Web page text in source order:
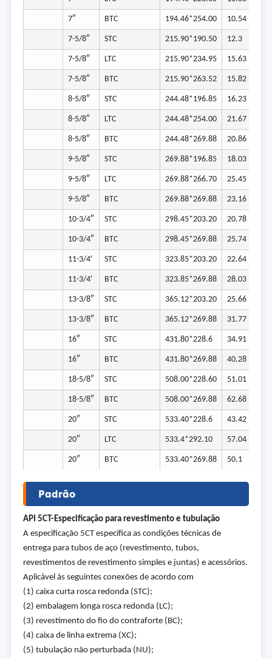
7″ BTC 194.46*254.00 10.54
7-5/8″ STC 215.90*190.50 12.3
7-5/8″ LTC 215.90*234.95 15.63
7-5/8″ BTC 215.90*263.52 15.82
8-5/8″ STC 244.48*196.85 16.23
8-5/8″ LTC 244.48*254.00 21.67
8-5/8″ BTC 244.48*269.88 20.86
9-5/8″ STC 269.88*196.85 18.03
9-5/8″ LTC 269.88*266.70 25.45
9-5/8″ BTC 269.88*269.88 23.16
10-3/4″ STC 298.45*203.20 20.78
10-3/4″ BTC 298.45*269.88 25.74
11-3/4′ STC 323.85*203.20 22.64
11-3/4′ BTC 323.85*269.88 28.03
13-3/8″ STC 365.12*203.20 25.66
13-3/8″ BTC 365.12*269.88 31.77
16″ STC 431.80*228.6 34.91
16″ BTC 431.80*269.88 40.28
18-5/8″ STC 508.00*228.60 51.01
18-5/8″ BTC 508.00*269.88 62.68
20″ STC 533.40*228.6 43.42
20″ LTC 533.4*292.10 57.04
20″ BTC 533.40*269.88 50.1
Padrão
API 5CT-Especificação para revestimento e tubulação
A especificação 5CT especifica as condições técnicas de
entrega para tubos de aço (revestimento, tubos,
revestimentos de revestimento simples e juntas) e acessórios.
Aplicável às seguintes conexões de acordo com
(1) caixa curta rosca redonda (STC);
(2) embalagem longa rosca redonda (LC);
(3) revestimento do fio do contraforte (BC);
(4) caixa de linha extrema (XC);
(5) tubulação não perturbada (NU);